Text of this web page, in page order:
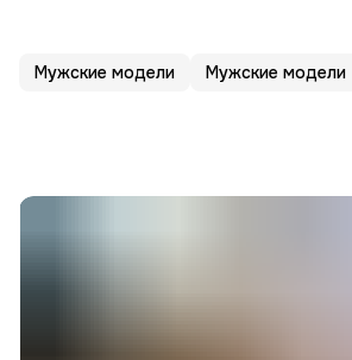
Мужские модели Мужские модели